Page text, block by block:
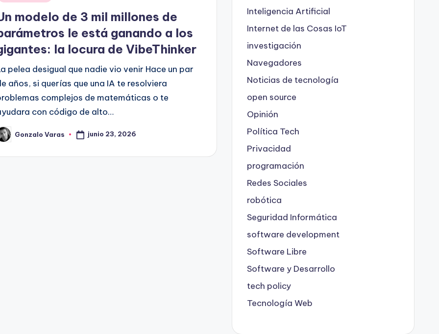
modelo de 3 mil millones de
le está ganando a los
la locura de VibeThinker
pelea desigual que nadie vio venir Hace un par
años, si querías que una IA te resolviera
complejos de matemáticas o te
con código de alto…
Gonzalo Varas junio 23, 2026
Inteligencia Artificial
Internet de las Cosas IoT
investigación
Navegadores
Noticias de tecnología
open source
Opinión
Política Tech
Privacidad
programación
Redes Sociales
robótica
Seguridad Informática
software development
Software Libre
Software y Desarrollo
tech policy
Tecnología Web